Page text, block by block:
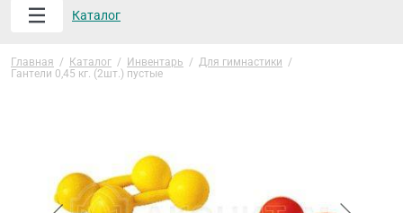
Каталог
Главная / Каталог / Инвентарь / Для гимнастики /
Гантели 0,45 кг. (2шт.) пустые